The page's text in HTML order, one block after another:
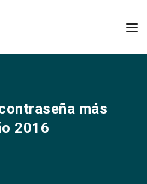
más
2016